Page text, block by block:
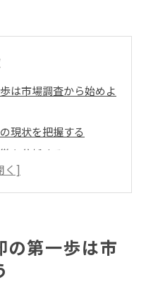
は市場調査から始めよ
現状を把握する
を分析する
査する
する
に反映する
マンション売却の戦略
の第一歩は市